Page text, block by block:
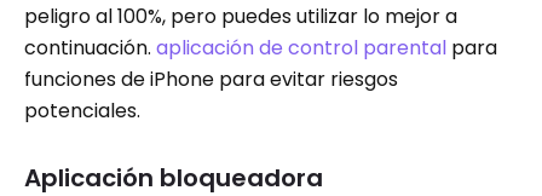
peligro al 100%, pero puedes utilizar lo mejor a
continuación. aplicación de control parental para
funciones de iPhone para evitar riesgos
potenciales.
Aplicación bloqueadora